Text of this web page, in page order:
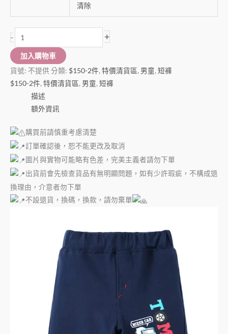
清除
- +
加入購物車
貨號: 不提供 分類: $150-2件, 特價清貨區, 男童, 短褲
$150-2件, 特價清貨區, 男童, 短褲
描述
額外資訊
購買前請慎重考慮清楚
訂單確認後，恕不能更改及取消
圖片與實物可能略有色差，完美主義者請勿下單
出貨前會先檢查貨品有無明顯問題，如有少許瑕疵，不構成退
換理由，介意者勿下單
不設退貨，換碼，換款，請勿棄單